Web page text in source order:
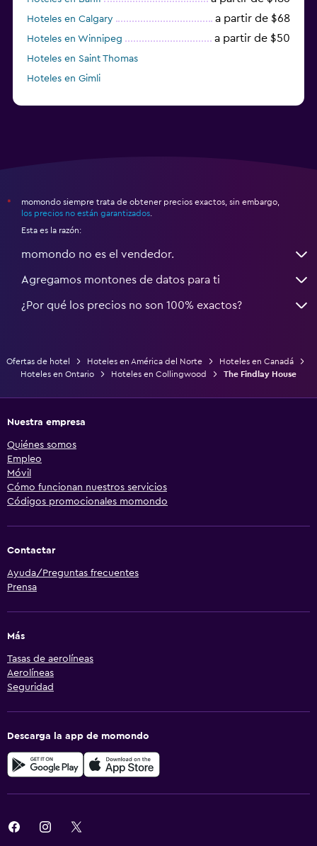
Hoteles en Calgary a partir de $68
Hoteles en Winnipeg a partir de $50
Hoteles en Saint Thomas
Hoteles en Gimli
*
momondo siempre trata de obtener precios exactos, sin embargo,
los precios no están garantizados
Esta es la razón:
momondo no es el vendedor.
Agregamos montones de datos para ti
¿Por qué los precios no son 100% exactos?
Ofertas de hotel Hoteles en América del Norte
Hoteles en Canadá
Hoteles en Ontario
Hoteles en Collingwood The Findlay House
Nuestra empresa
Quiénes somos
Empleo
Móvil
Cómo funcionan nuestros servicios
Códigos promocionales momondo
Contactar
Ayuda/Preguntas frecuentes
Prensa
Más
Tasas de aerolíneas
Aerolíneas
Seguridad
Descarga la app de momondo